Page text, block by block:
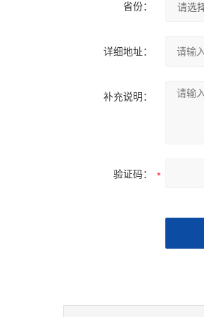
省份：
详细地址：
补充说明：
验证码：